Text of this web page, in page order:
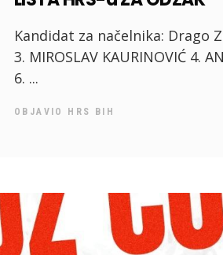
Kandidat za načelnika: Drago
3. MIROSLAV KAURINOVIĆ 4.
6.
OBJAVIO HRS BIH